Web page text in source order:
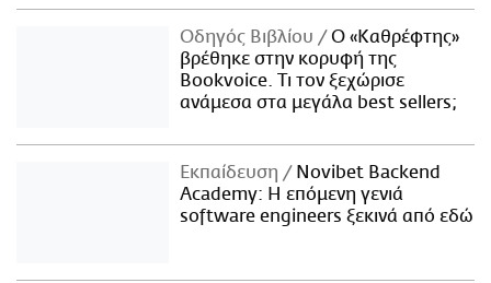
Οδηγός Βιβλίου
Ο «Καθρέφτης»
βρέθηκε στην κορυφή της
Bookvoice. Τι τον ξεχώρισε
ανάμεσα στα μεγάλα best sellers;
Εκπαίδευση
Novibet Backend
Academy: Η επόμενη γενιά
software engineers ξεκινά από εδώ